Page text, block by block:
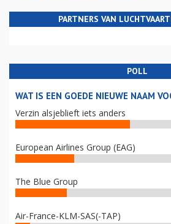
PARTNERS VAN
POLL
WAT IS EEN GOEDE NIEUWE NAAM
Verzin alsjeblieft iets anders
European Airlines Group (EAG)
The Blue Group
Air-France-KLM-SAS(-TAP)